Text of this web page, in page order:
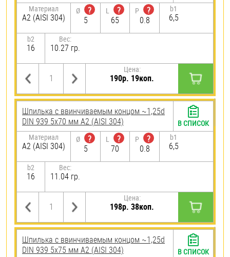
Материал
А2 (AISI 304)
Ø
?
5
L
?
65
P
?
0.8
b1
6,5
b2
16
Вес:
10.27 гр.
Цена:
190р. 19коп.
Шпилька c ввинчиваемым концом ~1,25d
DIN 939 5х70 мм А2 (AISI 304)
Материал
А2 (AISI 304)
Ø
?
5
L
?
70
P
?
0.8
b1
6,5
b2
16
Вес:
11.04 гр.
Цена:
198р. 38коп.
В СПИСОК
Шпилька c ввинчиваемым концом ~1,25d
DIN 939 5х75 мм А2 (AISI 304)
В СПИСОК